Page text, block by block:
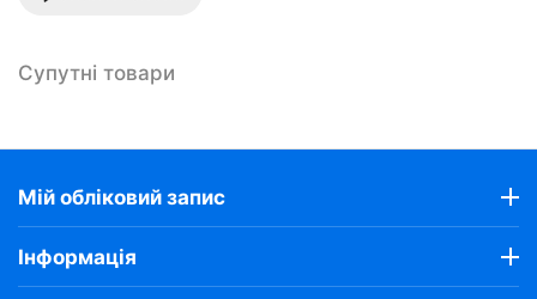
Супутні товари
Мій обліковий запис
Інформація